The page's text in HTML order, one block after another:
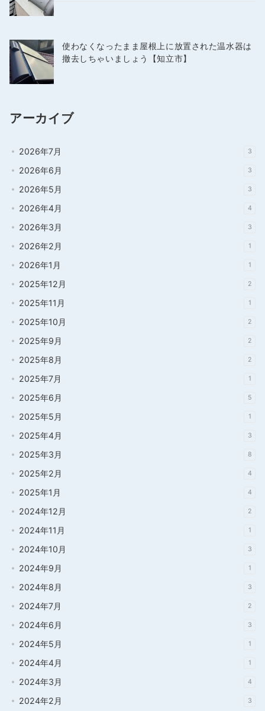
使わなくなったまま屋根上に放置された温水器は
撤去しちゃいましょう【知立市】
アーカイブ
2026年7月 3
2026年6月 3
2026年5月 3
2026年4月 4
2026年3月 3
2026年2月 1
2026年1月 1
2025年12月 2
2025年11月 1
2025年10月 2
2025年9月 2
2025年8月 2
2025年7月 1
2025年6月 5
2025年5月 1
2025年4月 3
2025年3月 8
2025年2月 4
2025年1月 4
2024年12月 2
2024年11月 1
2024年10月 3
2024年9月 1
2024年8月 3
2024年7月 2
2024年6月 3
2024年5月 1
2024年4月 1
2024年3月 4
2024年2月 3